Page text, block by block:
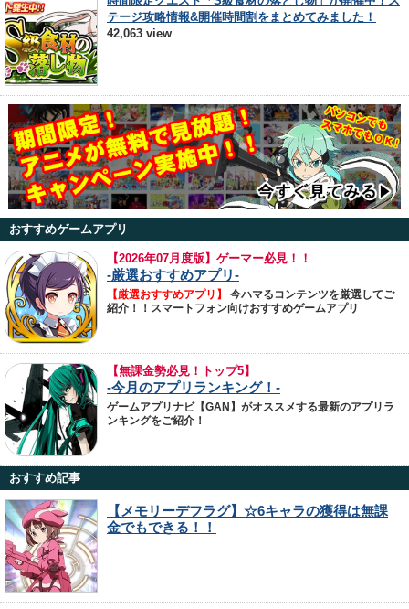
テージ攻略情報&開催時間割をまとめてみました！
42,063 view
おすすめゲームアプリ
【2026年07月度版】ゲーマー必見！！
-厳選おすすめアプリ-
【厳選おすすめアプリ】
今ハマるコンテンツを厳選してご
紹介！！スマートフォン向けおすすめゲームアプリ
【無課金勢必見！トップ5】
-今月のアプリランキング！-
ゲームアプリナビ【GAN】がオススメする最新のアプリラ
ンキングをご紹介！
おすすめ記事
【メモリーデフラグ】☆6キャラの獲得は無課
金でもできる！！